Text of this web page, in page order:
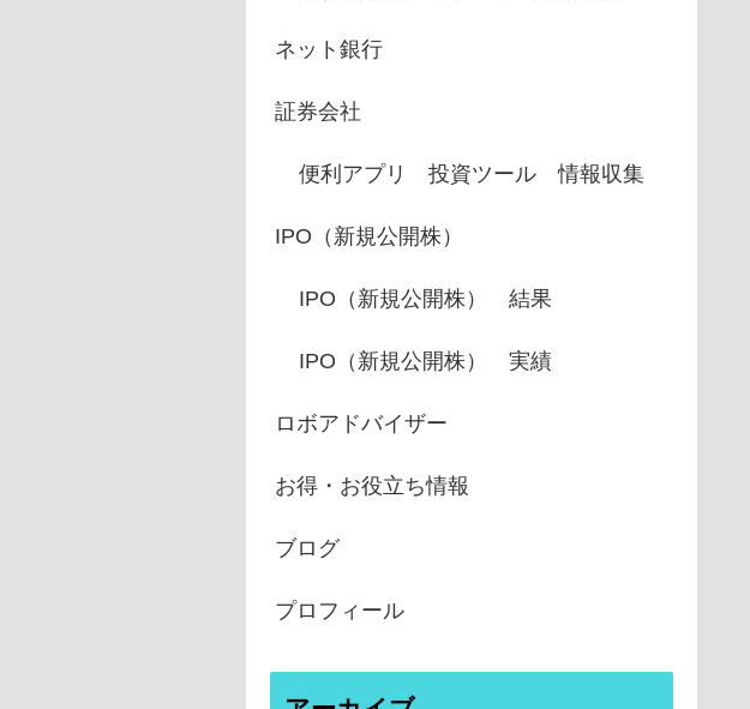
ネット銀行
証券会社
便利アプリ 投資ツール 情報収集
IPO（新規公開株）
IPO（新規公開株） 結果
IPO（新規公開株） 実績
ロボアドバイザー
お得・お役立ち情報
ブログ
プロフィール